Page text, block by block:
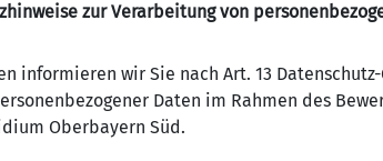
zur Verarbeitung von
informieren wir Sie nach Art. 13
Daten im Rahmen des
Oberbayern Süd.